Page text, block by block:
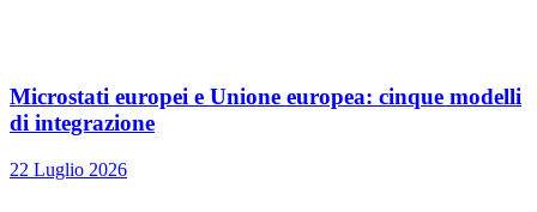
Microstati europei e Unione europea: cinque modelli
di integrazione
22 Luglio 2026